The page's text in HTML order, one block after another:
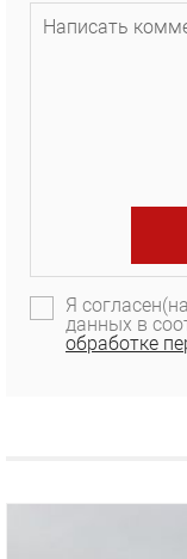
Я
данных в
обработке